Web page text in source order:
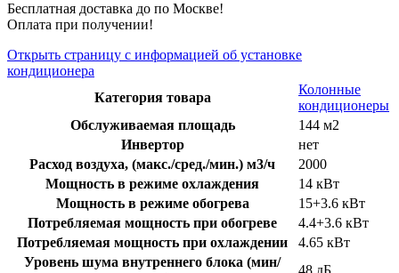
Бесплатная доставка до по Москве!
Оплата при получении!
Открыть страницу с информацией об установке
кондиционера
Категория товара
Колонные
кондиционеры
Обслуживаемая площадь
144 м2
Инвертор
нет
Расход воздуха, (макс./сред./мин.) м3/ч
2000
Мощность в режиме охлаждения
14 кВт
Мощность в режиме обогрева
15+3.6 кВт
Потребляемая мощность при обогреве
4.4+3.6 кВт
Потребляемая мощность при охлаждении
4.65 кВт
Уровень шума внутреннего блока (мин/